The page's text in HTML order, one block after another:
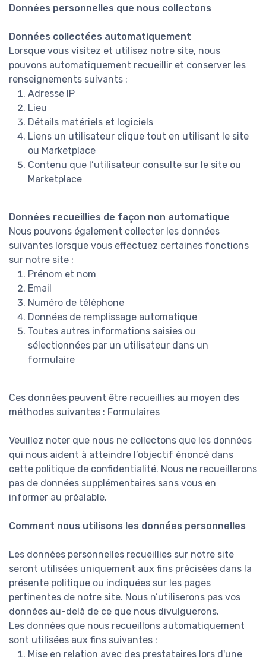
Données personnelles que nous collectons
Données collectées automatiquement
Lorsque vous visitez et utilisez notre site, nous
pouvons automatiquement recueillir et conserver les
renseignements suivants :
Adresse IP
Lieu
Détails matériels et logiciels
Liens un utilisateur clique tout en utilisant le site
ou Marketplace
Contenu que l’utilisateur consulte sur le site ou
Marketplace
Données recueillies de façon non automatique
Nous pouvons également collecter les données
suivantes lorsque vous effectuez certaines fonctions
sur notre site :
Prénom et nom
Email
Numéro de téléphone
Données de remplissage automatique
Toutes autres informations saisies ou
sélectionnées par un utilisateur dans un
formulaire
Ces données peuvent être recueillies au moyen des
méthodes suivantes : Formulaires
Veuillez noter que nous ne collectons que les données
qui nous aident à atteindre l’objectif énoncé dans
cette politique de confidentialité. Nous ne recueillerons
pas de données supplémentaires sans vous en
informer au préalable.
Comment nous utilisons les données personnelles
Les données personnelles recueillies sur notre site
seront utilisées uniquement aux fins précisées dans la
présente politique ou indiquées sur les pages
pertinentes de notre site. Nous n’utiliserons pas vos
données au-delà de ce que nous divulguerons.
Les données que nous recueillons automatiquement
sont utilisées aux fins suivantes :
Mise en relation avec des prestataires lors d'une